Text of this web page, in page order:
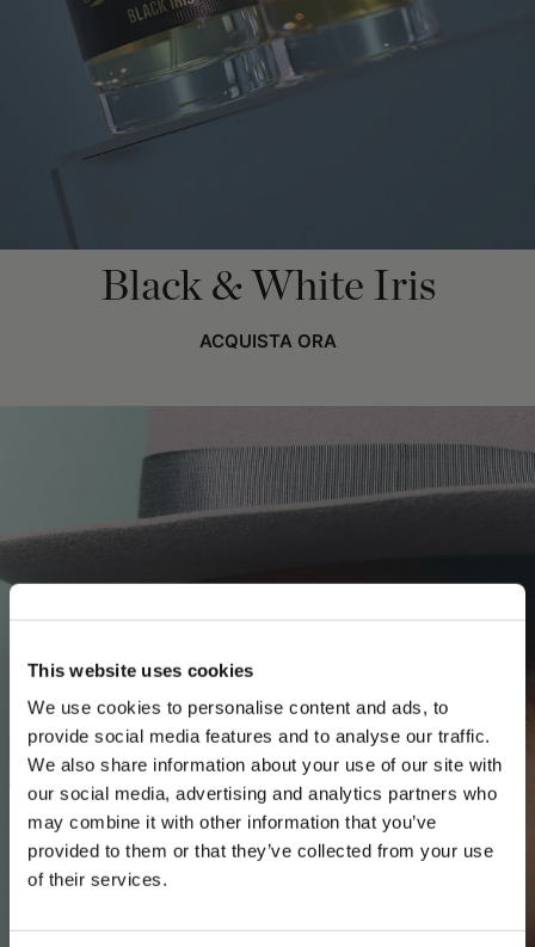
This website uses cookies
We use cookies to personalise content and ads, to
provide social media features and to analyse our traffic.
We also share information about your use of our site with
our social media, advertising and analytics partners who
may combine it with other information that you’ve
provided to them or that they’ve collected from your use
of their services.
PLEASE CHOOSE YOUR COUNTRY
We detected that you are browsing from United States, do
Black & White Iris
ACQUISTA ORA